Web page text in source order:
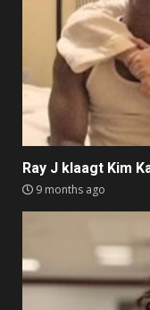
Ray J klaagt Kim
9 months ago